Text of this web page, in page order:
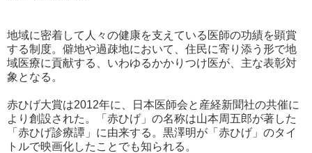
地域に密着して人々の健康を支えている医師の功績を顕賞
する制度。僻地や過疎地において、住民に寄り添う形で地
域医療に貢献する、いわゆるかかりつけ医が、主な表彰対
象となる。
赤ひげ大賞は2012年に、日本医師会と産経新聞社の共催に
より創設された。「赤ひげ」の名称は山本周五郎が著した
「赤ひげ診療譚」に由来する。黒澤明が「赤ひげ」のタイ
トルで映画化したことでも知られる。